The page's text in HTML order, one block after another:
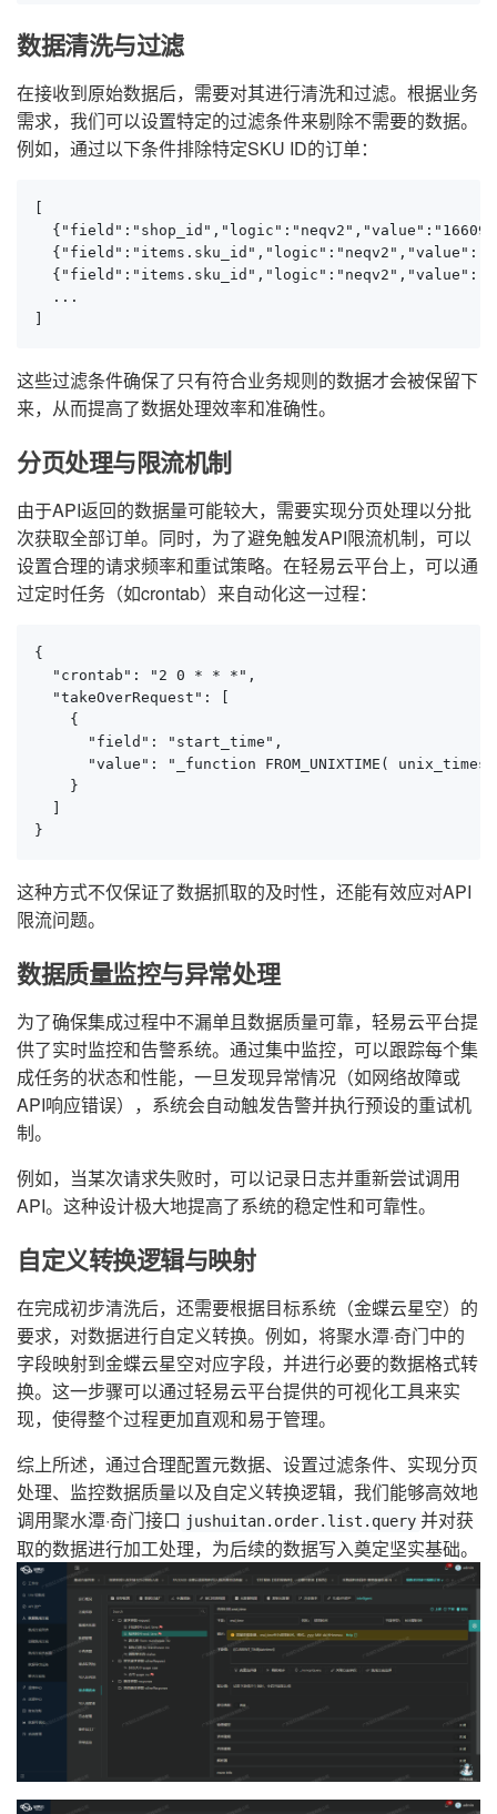
数据清洗与过滤
在接收到原始数据后，需要对其进行清洗和过滤。根据业务
需求，我们可以设置特定的过滤条件来剔除不需要的数据。
例如，通过以下条件排除特定SKU ID的订单：
{"field":"items.sku_id","logic":"neqv2","value":"购
  ...
这些过滤条件确保了只有符合业务规则的数据才会被保留下
来，从而提高了数据处理效率和准确性。
分页处理与限流机制
由于API返回的数据量可能较大，需要实现分页处理以分批
次获取全部订单。同时，为了避免触发API限流机制，可以
设置合理的请求频率和重试策略。在轻易云平台上，可以通
过定时任务（如crontab）来自动化这一过程：
{
  "crontab": "2 0 * * *",
  "takeOverRequest": [
    {
      "field": "start_time",
"value": "_function FROM_UNIXTIME(
    }
}
这种方式不仅保证了数据抓取的及时性，还能有效应对API
限流问题。
数据质量监控与异常处理
为了确保集成过程中不漏单且数据质量可靠，轻易云平台提
供了实时监控和告警系统。通过集中监控，可以跟踪每个集
成任务的状态和性能，一旦发现异常情况（如网络故障或
API响应错误），系统会自动触发告警并执行预设的重试机
制。
例如，当某次请求失败时，可以记录日志并重新尝试调用
API。这种设计极大地提高了系统的稳定性和可靠性。
自定义转换逻辑与映射
在完成初步清洗后，还需要根据目标系统（金蝶云星空）的
要求，对数据进行自定义转换。例如，将聚水潭·奇门中的
字段映射到金蝶云星空对应字段，并进行必要的数据格式转
换。这一步骤可以通过轻易云平台提供的可视化工具来实
现，使得整个过程更加直观和易于管理。
综上所述，通过合理配置元数据、设置过滤条件、实现分页
处理、监控数据质量以及自定义转换逻辑，我们能够高效地
调用聚水潭·奇门接口 jushuitan.order.list.query 并对获
取的数据进行加工处理，为后续的数据写入奠定坚实基础。